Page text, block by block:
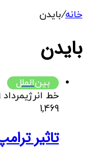
خانه/بایدن
بایدن
بین‌الملل
خط انرژیمرداد 9, 1403
1,469
تاثیر